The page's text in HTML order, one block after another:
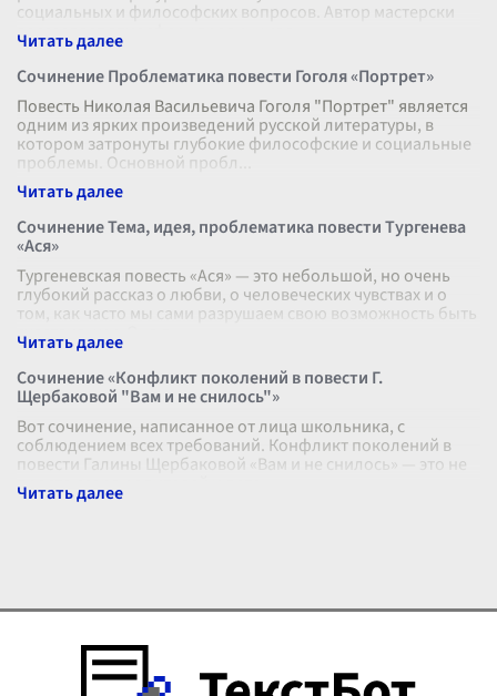
социальных и философских вопросов. Автор мастерски
воссоздает атмосферу провинциал
Сочинение Проблематика повести Гоголя «Портрет»
Повесть Николая Васильевича Гоголя "Портрет" является
одним из ярких произведений русской литературы, в
котором затронуты глубокие философские и социальные
проблемы. Основной пробл
Сочинение Тема, идея, проблематика повести Тургенева
«Ася»
Тургеневская повесть «Ася» — это небольшой, но очень
глубокий рассказ о любви, о человеческих чувствах и о
том, как часто мы сами разрушаем свою возможность быть
счастливыми. Она п
Сочинение «Конфликт поколений в повести Г.
Щербаковой "Вам и не снилось"»
Вот сочинение, написанное от лица школьника, с
соблюдением всех требований. Конфликт поколений в
повести Галины Щербаковой «Вам и не снилось» — это не
просто ссора родителей и дете